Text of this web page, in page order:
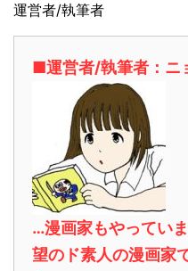
運営者/執筆者
■運営者/執筆者：ニ
…漫画家もやってい
望のド素人の漫画家